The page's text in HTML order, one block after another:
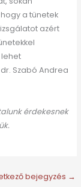
a tünetek
azért
Szabó Andrea
érdekesnek
bejegyzés →